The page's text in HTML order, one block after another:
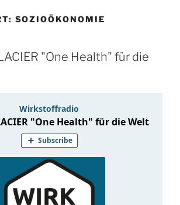
SOZIOÖKONOMIE
"One Health" für die